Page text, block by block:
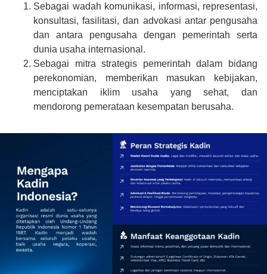
Sebagai wadah komunikasi, informasi, representasi,
konsultasi, fasilitasi, dan advokasi antar pengusaha
dan antara pengusaha dengan pemerintah serta
dunia usaha internasional.
Sebagai mitra strategis pemerintah dalam bidang
perekonomian, memberikan masukan kebijakan,
menciptakan iklim usaha yang sehat, dan
mendorong pemerataan kesempatan berusaha.